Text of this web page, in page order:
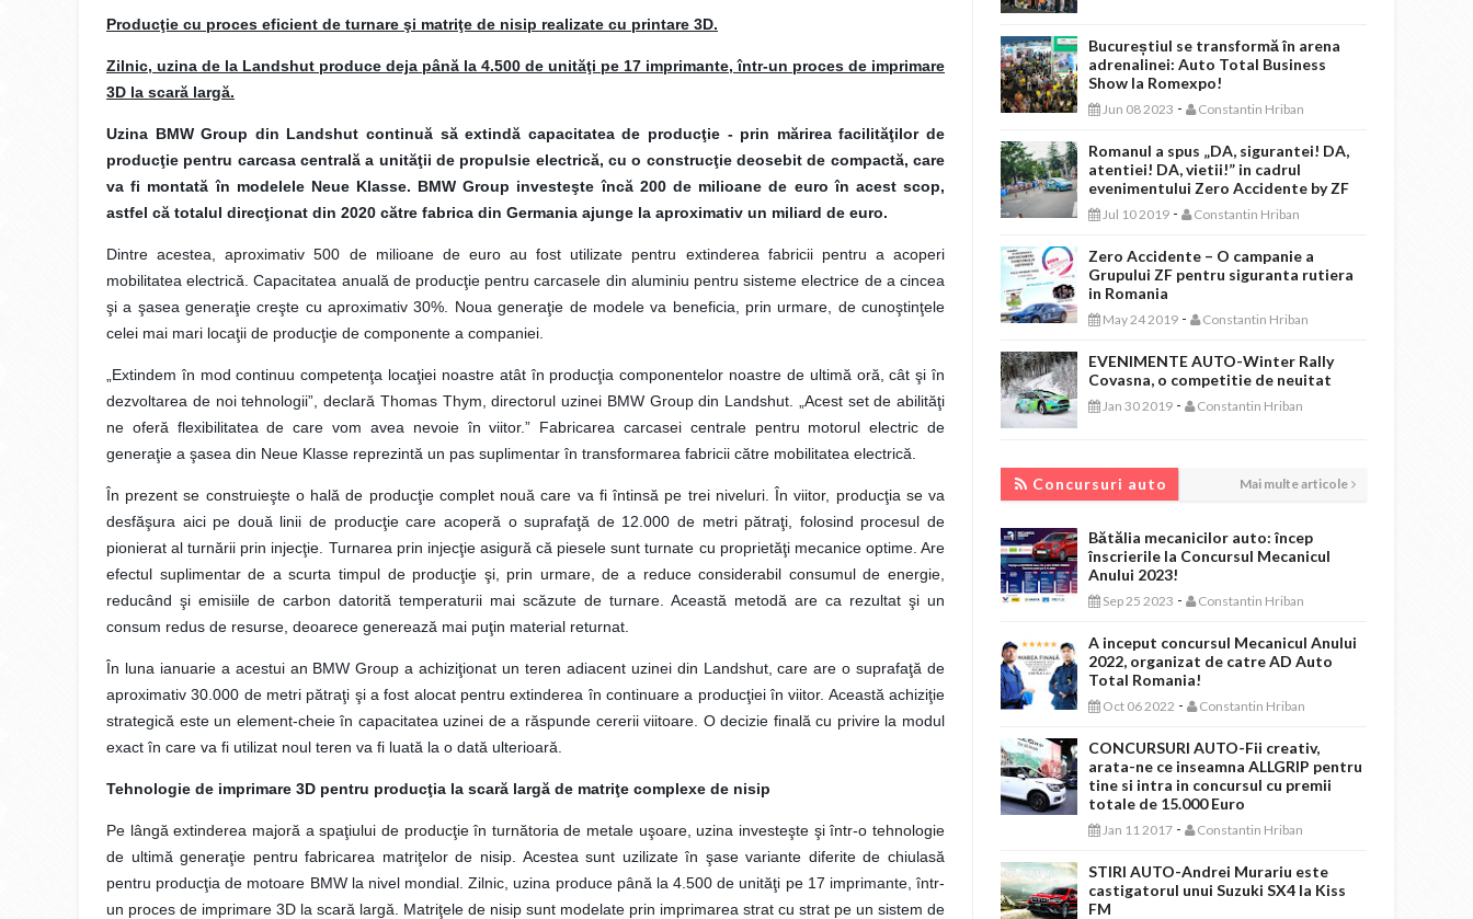
Producţie cu proces eficient de turnare şi matriţe de nisip realizate cu printare 3D.
Zilnic, uzina de la Landshut produce deja până la 4.500 de unităţi pe 17 imprimante, într-un proces de imprimare
3D la scară largă.
Uzina BMW Group din Landshut continuă să extindă capacitatea de producţie - prin mărirea facilităţilor de
producţie pentru carcasa centrală a unităţii de propulsie electrică, cu o construcţie deosebit de compactă, care
va fi montată în modelele Neue Klasse. BMW Group investeşte încă 200 de milioane de euro în acest scop,
astfel că totalul direcţionat din 2020 către fabrica din Germania ajunge la aproximativ un miliard de euro.
Dintre acestea, aproximativ 500 de milioane de euro au fost utilizate pentru extinderea fabricii pentru a acoperi
mobilitatea electrică. Capacitatea anuală de producţie pentru carcasele din aluminiu pentru sisteme electrice de a cincea
şi a şasea generaţie creşte cu aproximativ 30%. Noua generaţie de modele va beneficia, prin urmare, de cunoştinţele
celei mai mari locaţii de producţie de componente a companiei.
„Extindem în mod continuu competenţa locaţiei noastre atât în producţia componentelor noastre de ultimă oră, cât şi în
dezvoltarea de noi tehnologii”, declară Thomas Thym, directorul uzinei BMW Group din Landshut. „Acest set de abilităţi
ne oferă flexibilitatea de care vom avea nevoie în viitor.” Fabricarea carcasei centrale pentru motorul electric de
generaţie a şasea din Neue Klasse reprezintă un pas suplimentar în transformarea fabricii către mobilitatea electrică.
În prezent se construieşte o hală de producţie complet nouă care va fi întinsă pe trei niveluri. În viitor, producţia se va
desfăşura aici pe două linii de producţie care acoperă o suprafaţă de 12.000 de metri pătraţi, folosind procesul de
pionierat al turnării prin injecţie. Turnarea prin injecţie asigură că piesele sunt turnate cu proprietăţi mecanice optime. Are
efectul suplimentar de a scurta timpul de producţie şi, prin urmare, de a reduce considerabil consumul de energie,
reducând şi emisiile de carbon datorită temperaturii mai scăzute de turnare. Această metodă are ca rezultat şi un
consum redus de resurse, deoarece generează mai puţin material returnat.
În luna ianuarie a acestui an BMW Group a achiziţionat un teren adiacent uzinei din Landshut, care are o suprafaţă de
aproximativ 30.000 de metri pătraţi şi a fost alocat pentru extinderea în continuare a producţiei în viitor. Această achiziţie
strategică este un element-cheie în capacitatea uzinei de a răspunde cererii viitoare. O decizie finală cu privire la modul
exact în care va fi utilizat noul teren va fi luată la o dată ulterioară.
Tehnologie de imprimare 3D pentru producţia la scară largă de matriţe complexe de nisip
Pe lângă extinderea majoră a spaţiului de producţie în turnătoria de metale uşoare, uzina investeşte şi într-o tehnologie
de ultimă generaţie pentru fabricarea matriţelor de nisip. Acestea sunt uzilizate în şase variante diferite de chiulasă
pentru producţia de motoare BMW la nivel mondial. Zilnic, uzina produce până la 4.500 de unităţi pe 17 imprimante, într-
un proces de imprimare 3D la scară largă. Matriţele de nisip sunt modelate prin imprimarea strat cu strat pe un sistem de
Bucureștiul se transformă în arena
adrenalinei: Auto Total Business
Show la Romexpo!
Jun 08 2023 - Constantin Hriban
Romanul a spus „DA, sigurantei! DA,
atentiei! DA, vietii!” in cadrul
evenimentului Zero Accidente by ZF
Jul 10 2019 - Constantin Hriban
Zero Accidente – O campanie a
Grupului ZF pentru siguranta rutiera
in Romania
May 24 2019 - Constantin Hriban
EVENIMENTE AUTO-Winter Rally
Covasna, o competitie de neuitat
Jan 30 2019 - Constantin Hriban
Concursuri auto Mai multe articole
Bătălia mecanicilor auto: încep
înscrierile la Concursul Mecanicul
Anului 2023!
Sep 25 2023 - Constantin Hriban
A inceput concursul Mecanicul Anului
2022, organizat de catre AD Auto
Total Romania!
Oct 06 2022 - Constantin Hriban
CONCURSURI AUTO-Fii creativ,
arata-ne ce inseamna ALLGRIP pentru
tine si intra in concursul cu premii
totale de 15.000 Euro
Jan 11 2017 - Constantin Hriban
STIRI AUTO-Andrei Murariu este
castigatorul unui Suzuki SX4 la Kiss
FM